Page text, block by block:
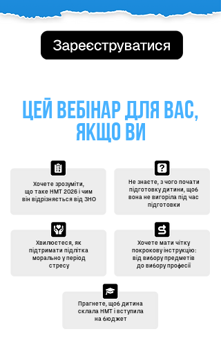
ЦЕЙ ВЕБІНАР ДЛЯ ВАС,
ЯКЩО ВИ
Хочете зрозуміти,
що таке НМТ 2026 і чим
він відрізняється від ЗНО
Не знаєте, з чого почати
підготовку дитини, щоб
вона не вигоріла під час
підготовки
Хвилюєтеся, як
підтримати підлітка
морально у період
стресу
Хочете мати чітку
покрокову інструкцію:
від вибору предметів
до вибору професії
Прагнете, щоб дитина
склала НМТ і вступила
на бюджет